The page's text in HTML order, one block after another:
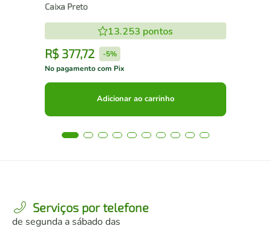
Caixa Preto
13.253 pontos
R$ 377,72 -5%
No pagamento com Pix
Adicionar ao carrinho
Serviços por telefone
de segunda a sábado das